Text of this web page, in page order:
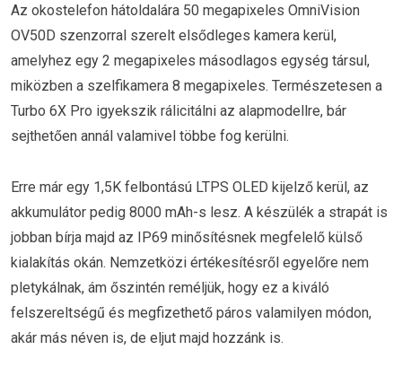
Az okostelefon hátoldalára 50 megapixeles OmniVision
OV50D szenzorral szerelt elsődleges kamera kerül,
amelyhez egy 2 megapixeles másodlagos egység társul,
miközben a szelfikamera 8 megapixeles. Természetesen a
Turbo 6X Pro igyekszik rálicitálni az alapmodellre, bár
sejthetően annál valamivel többe fog kerülni.
Erre már egy 1,5K felbontású LTPS OLED kijelző kerül, az
akkumulátor pedig 8000 mAh-s lesz. A készülék a strapát is
jobban bírja majd az IP69 minősítésnek megfelelő külső
kialakítás okán. Nemzetközi értékesítésről egyelőre nem
pletykálnak, ám őszintén reméljük, hogy ez a kiváló
felszereltségű és megfizethető páros valamilyen módon,
akár más néven is, de eljut majd hozzánk is.